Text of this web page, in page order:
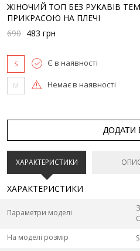
ЖІНОЧИЙ ТОП БЕЗ РУКАВІВ
ПРИКРАСОЮ НА ПЛЕЧІ
690 483 грн
S Є в наявності
M Немає в наявності
ДОДАТИ
ХАРАКТЕРИСТИКИ
ХАРАКТЕРИСТИКИ
Параметри моделі
На моделі розмір
S